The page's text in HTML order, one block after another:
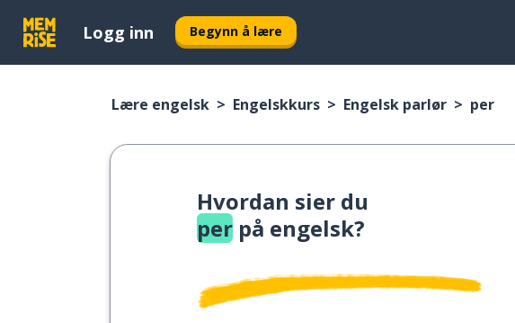
Logg inn Begynn å lære
Lære engelsk Engelskkurs Engelsk parlør per
Hvordan sier du
per på engelsk?